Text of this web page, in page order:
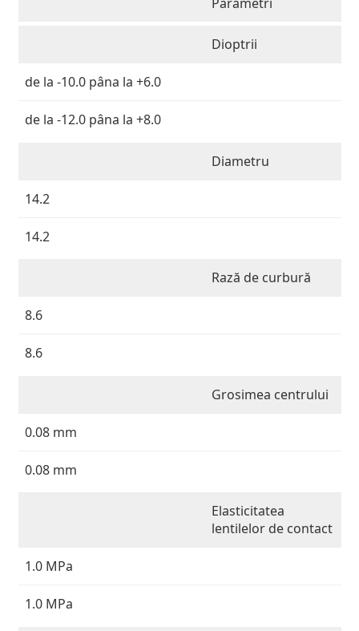
Toate mărcile
Dioptrii
de la -10.0 pâna la +6.0
de la -12.0 pâna la +8.0
Diametru
14.2
14.2
Rază de curbură
8.6
8.6
Grosimea centrului
0.08 mm
0.08 mm
Elasticitatea
lentilelor de contact
1.0 MPa
1.0 MPa